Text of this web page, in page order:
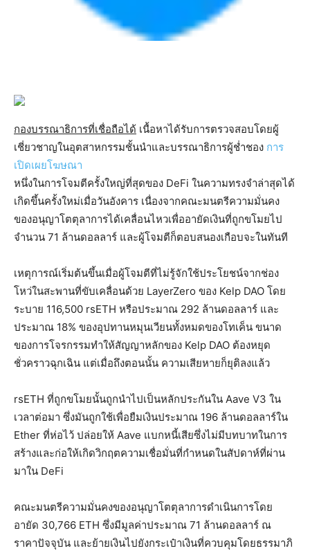
กองบรรณาธิการที่เชื่อถือได้ เนื้อหาได้รับการตรวจสอบโดยผู้
เชี่ยวชาญในอุตสาหกรรมชั้นนำและบรรณาธิการผู้ช่ำชอง การ
เปิดเผยโฆษณา
หนึ่งในการโจมตีครั้งใหญ่ที่สุดของ DeFi ในความทรงจำล่าสุดได้
เกิดขึ้นครั้งใหม่เมื่อวันอังคาร เนื่องจากคณะมนตรีความมั่นคง
ของอนุญาโตตุลาการได้เคลื่อนไหวเพื่ออายัดเงินที่ถูกขโมยไป
จำนวน 71 ล้านดอลลาร์ และผู้โจมตีก็ตอบสนองเกือบจะในทันที
เหตุการณ์เริ่มต้นขึ้นเมื่อผู้โจมตีที่ไม่รู้จักใช้ประโยชน์จากช่อง
โหว่ในสะพานที่ขับเคลื่อนด้วย LayerZero ของ Kelp DAO โดย
ระบาย 116,500 rsETH หรือประมาณ 292 ล้านดอลลาร์ และ
ประมาณ 18% ของอุปทานหมุนเวียนทั้งหมดของโทเค็น ขนาด
ของการโจรกรรมทำให้สัญญาหลักของ Kelp DAO ต้องหยุด
ชั่วคราวฉุกเฉิน แต่เมื่อถึงตอนนั้น ความเสียหายก็ยุติลงแล้ว
rsETH ที่ถูกขโมยนั้นถูกนำไปเป็นหลักประกันใน Aave V3 ใน
เวลาต่อมา ซึ่งมันถูกใช้เพื่อยืมเงินประมาณ 196 ล้านดอลลาร์ใน
Ether ที่ห่อไว้ ปล่อยให้ Aave แบกหนี้เสียซึ่งไม่มีบทบาทในการ
สร้างและก่อให้เกิดวิกฤตความเชื่อมั่นที่กำหนดในสัปดาห์ที่ผ่าน
มาใน DeFi
คณะมนตรีความมั่นคงของอนุญาโตตุลาการดำเนินการโดย
อายัด 30,766 ETH ซึ่งมีมูลค่าประมาณ 71 ล้านดอลลาร์ ณ
ราคาปัจจุบัน และย้ายเงินไปยังกระเป๋าเงินที่ควบคุมโดยธรรมาภิ